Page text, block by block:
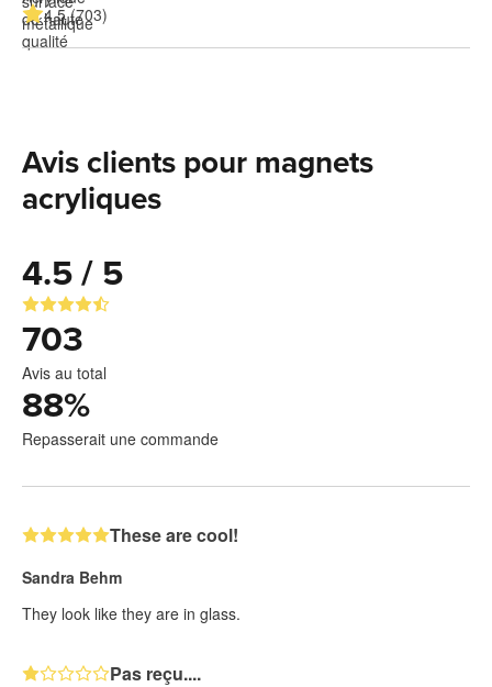
4.5 (703)
Avis clients pour magnets
acryliques
4.5 / 5
703
Avis au total
88%
Repasserait une commande
These are cool!
Sandra Behm
They look like they are in glass.
Pas reçu....